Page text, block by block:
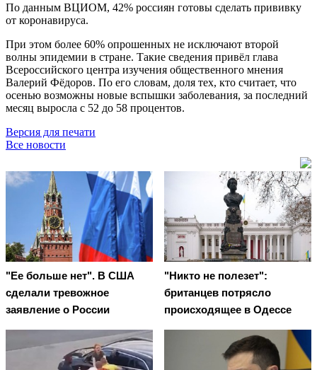
По данным ВЦИОМ, 42% россиян готовы сделать прививку
от коронавируса.
При этом более 60% опрошенных не исключают второй
волны эпидемии в стране. Такие сведения привёл глава
Всероссийского центра изучения общественного мнения
Валерий Фёдоров. По его словам, доля тех, кто считает, что
осенью возможны новые вспышки заболевания, за последний
месяц выросла с 52 до 58 процентов.
Версия для печати
Все новости
"Ее больше нет". В США
сделали тревожное
заявление о России
"Никто не полезет":
британцев потрясло
происходящее в Одессе